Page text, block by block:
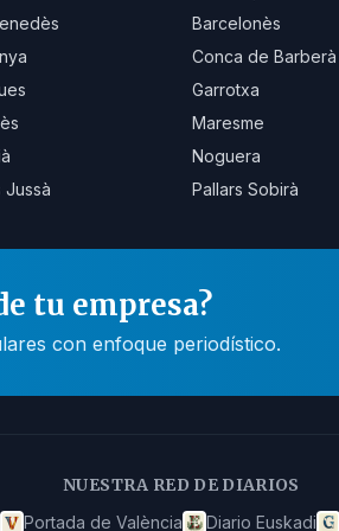
Barcelonès
Conca de Barberà
Garrotxa
Maresme
Noguera
Jussà
Pallars Sobirà
tu empresa?
con enfoque periodístico.
NUESTRA RED DE DIARIOS
Portada de València Diario Euskadi